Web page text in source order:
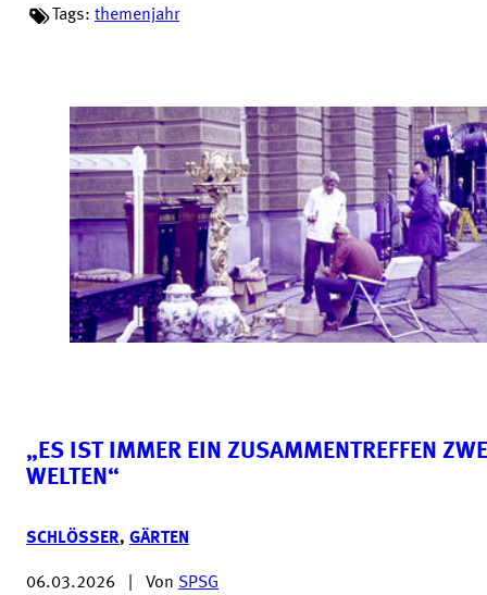
Tags: themenjahr
„ES IST IMMER EIN ZUSAMMENTREFFEN
WELTEN“
SCHLÖSSER, GÄRTEN
06.03.2026 Von SPSG